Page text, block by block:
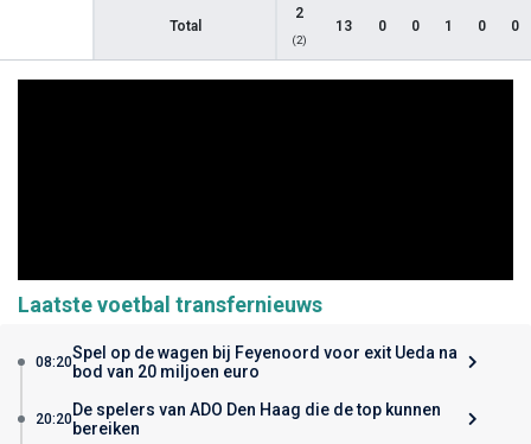
Total
2
(2)
13 0 0 1 0 0
Laatste voetbal transfernieuws
08:20Spel op de wagen bij Feyenoord voor exit Ueda na
bod van 20 miljoen euro
20:20De spelers van ADO Den Haag die de top kunnen
bereiken